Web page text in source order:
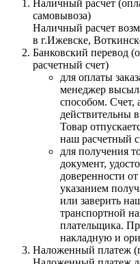
Наличный расчет
самовывоза)
Наличный расчет
в г.Ижевске,
Банковский перевод
расчетный счет)
для оплаты
менеджер
способом. Счет,
действительны
Товар
наш расчетный
для получения
документ,
доверенности
указанием
или заверить
транспортной
плательщика.
накладную и
Наложенный платеж